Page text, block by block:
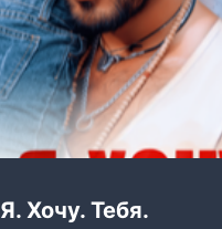
Я. Хочу. Тебя.